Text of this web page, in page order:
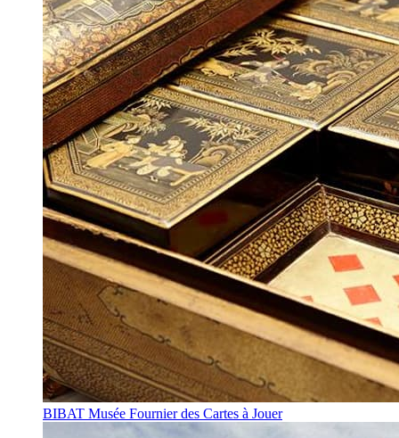
BIBAT Musée Fournier des Cartes à Jouer